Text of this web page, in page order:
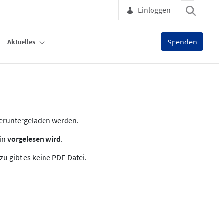
Einloggen
Aktuelles Spenden
werden.
vorgelesen wird.
gibt es keine PDF-Datei.